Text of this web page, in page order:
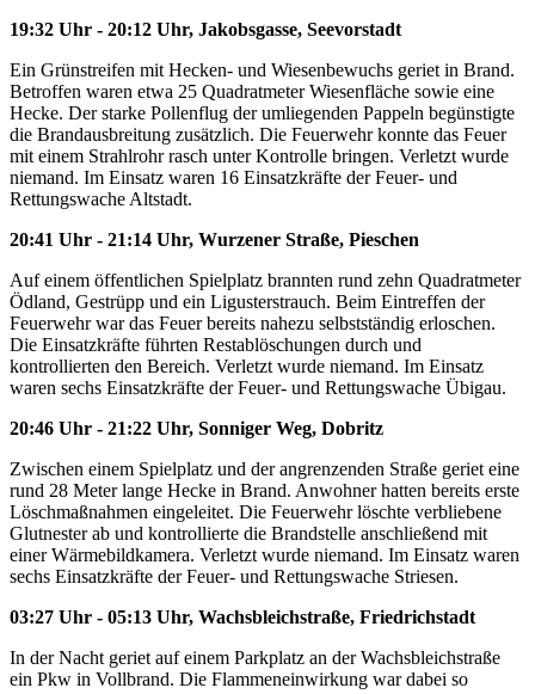
19:32 Uhr - 20:12 Uhr, Jakobsgasse, Seevorstadt
Ein Grünstreifen mit Hecken- und Wiesenbewuchs geriet in Brand.
Betroffen waren etwa 25 Quadratmeter Wiesenfläche sowie eine
Hecke. Der starke Pollenflug der umliegenden Pappeln begünstigte
die Brandausbreitung zusätzlich. Die Feuerwehr konnte das Feuer
mit einem Strahlrohr rasch unter Kontrolle bringen. Verletzt wurde
niemand. Im Einsatz waren 16 Einsatzkräfte der Feuer- und
Rettungswache Altstadt.
20:41 Uhr - 21:14 Uhr, Wurzener Straße, Pieschen
Auf einem öffentlichen Spielplatz brannten rund zehn Quadratmeter
Ödland, Gestrüpp und ein Ligusterstrauch. Beim Eintreffen der
Feuerwehr war das Feuer bereits nahezu selbstständig erloschen.
Die Einsatzkräfte führten Restablöschungen durch und
kontrollierten den Bereich. Verletzt wurde niemand. Im Einsatz
waren sechs Einsatzkräfte der Feuer- und Rettungswache Übigau.
20:46 Uhr - 21:22 Uhr, Sonniger Weg, Dobritz
Zwischen einem Spielplatz und der angrenzenden Straße geriet eine
rund 28 Meter lange Hecke in Brand. Anwohner hatten bereits erste
Löschmaßnahmen eingeleitet. Die Feuerwehr löschte verbliebene
Glutnester ab und kontrollierte die Brandstelle anschließend mit
einer Wärmebildkamera. Verletzt wurde niemand. Im Einsatz waren
sechs Einsatzkräfte der Feuer- und Rettungswache Striesen.
03:27 Uhr - 05:13 Uhr, Wachsbleichstraße, Friedrichstadt
In der Nacht geriet auf einem Parkplatz an der Wachsbleichstraße
ein Pkw in Vollbrand. Die Flammeneinwirkung war dabei so